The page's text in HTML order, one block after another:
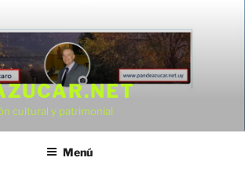
cultural y patrimonial
Menú